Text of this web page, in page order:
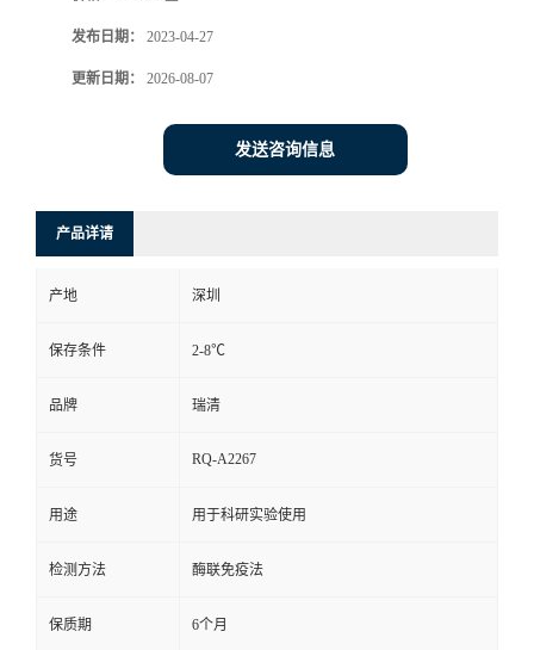
发布日期： 2023-04-27
更新日期： 2026-08-07
发送咨询信息
产品详请
产地 深圳
保存条件 2-8℃
品牌 瑞清
货号 RQ-A2267
用途 用于科研实验使用
检测方法 酶联免疫法
保质期 6个月